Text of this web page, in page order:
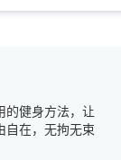
的健身方法，让
自在，无拘无束